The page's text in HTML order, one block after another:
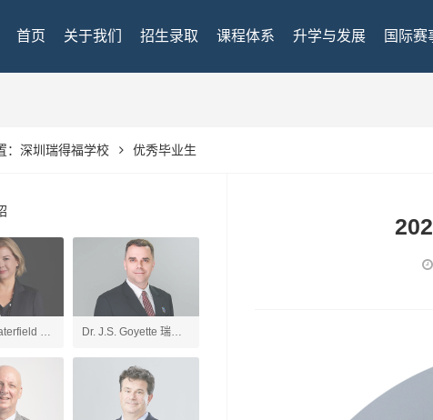
首页 关于我们 招生录取 课程体系 升学与发展 国际赛
深圳瑞得福学校 优秀毕业生
深
校长
Dr. J.S. Goyette 瑞得
福UK项目校长